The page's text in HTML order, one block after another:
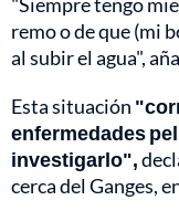
remo o de que (mi
al subir el agua",
Esta situación
enfermedades
investigarlo",
cerca del Ganges,